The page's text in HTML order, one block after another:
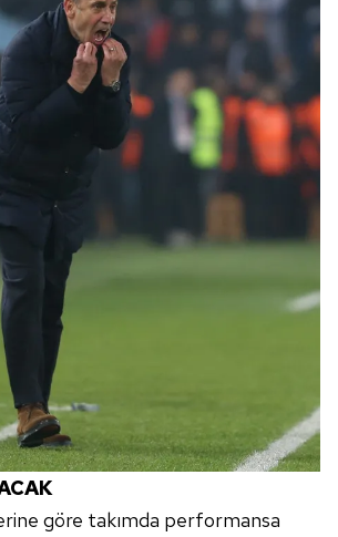
göre takımda performansa